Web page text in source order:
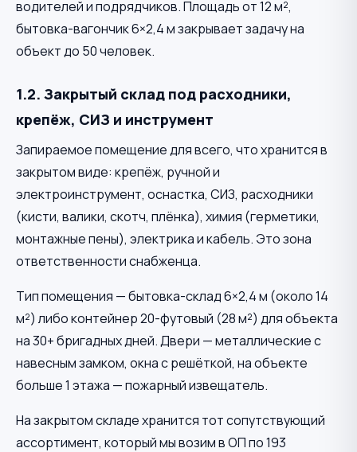
водителей и подрядчиков. Площадь от 12 м²,
бытовка-вагончик 6×2,4 м закрывает задачу на
объект до 50 человек.
1.2. Закрытый склад под расходники,
крепёж, СИЗ и инструмент
Запираемое помещение для всего, что хранится в
закрытом виде: крепёж, ручной и
электроинструмент, оснастка, СИЗ, расходники
(кисти, валики, скотч, плёнка), химия (герметики,
монтажные пены), электрика и кабель. Это зона
ответственности снабженца.
Тип помещения — бытовка-склад 6×2,4 м (около 14
м²) либо контейнер 20-футовый (28 м²) для объекта
на 30+ бригадных дней. Двери — металлические с
навесным замком, окна с решёткой, на объекте
больше 1 этажа — пожарный извещатель.
На закрытом складе хранится тот сопутствующий
ассортимент, который мы возим в ОП по 193